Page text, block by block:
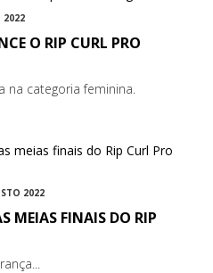
2022
O RIP CURL PRO
categoria feminina.
2022
MEIAS FINAIS DO RIP